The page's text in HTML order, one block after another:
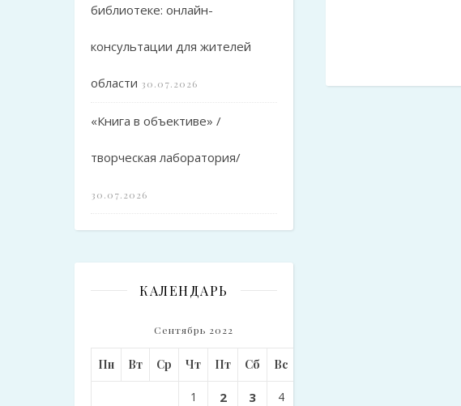
библиотеке: онлайн-
консультации для жителей
области 30.07.2026
«Книга в объективе» /
творческая лаборатория/
30.07.2026
КАЛЕНДАРЬ
Сентябрь 2022
Пн Вт Ср Чт Пт Сб Вс
1 2 3 4